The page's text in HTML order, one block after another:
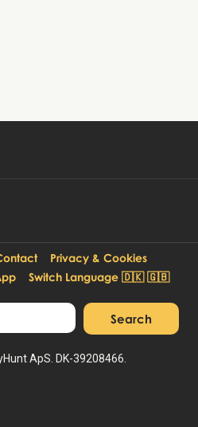
Privacy & Cookies
Switch Language 🇩🇰 🇬🇧
ApS. DK-39208466.